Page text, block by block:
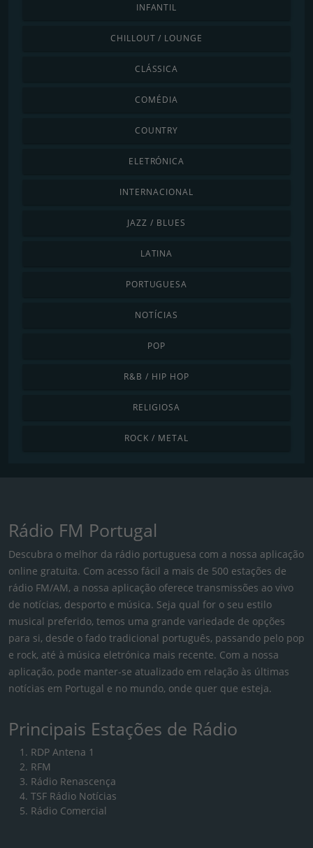
INFANTIL
CHILLOUT / LOUNGE
CLÁSSICA
COMÉDIA
COUNTRY
ELETRÓNICA
INTERNACIONAL
JAZZ / BLUES
LATINA
PORTUGUESA
NOTÍCIAS
POP
R&B / HIP HOP
RELIGIOSA
ROCK / METAL
Rádio FM Portugal
Descubra o melhor da rádio portuguesa com a nossa aplicação
online gratuita. Com acesso fácil a mais de 500 estações de
rádio FM/AM, a nossa aplicação oferece transmissões ao vivo
de notícias, desporto e música. Seja qual for o seu estilo
musical preferido, temos uma grande variedade de opções
para si, desde o fado tradicional português, passando pelo pop
e rock, até à música eletrónica mais recente. Com a nossa
aplicação, pode manter-se atualizado em relação às últimas
notícias em Portugal e no mundo, onde quer que esteja.
Principais Estações de Rádio
RDP Antena 1
RFM
Rádio Renascença
TSF Rádio Notícias
Rádio Comercial